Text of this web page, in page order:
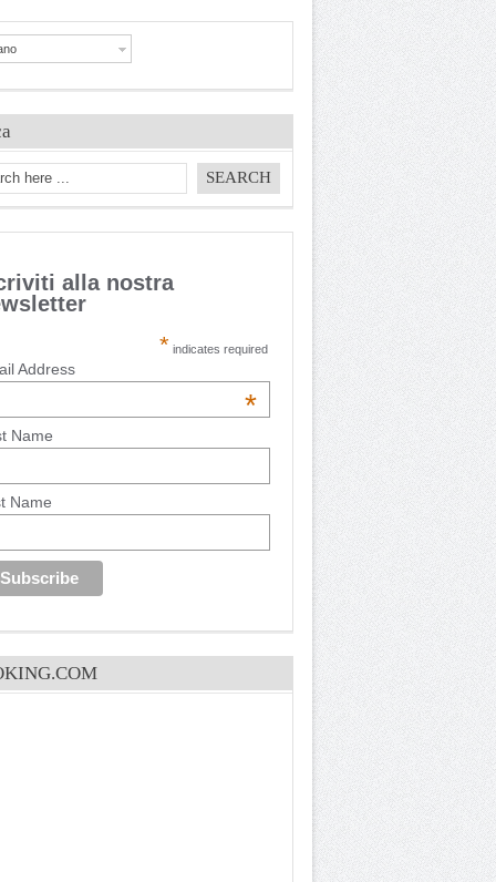
alla nostra
* indicates required
Address
*
Name
Name